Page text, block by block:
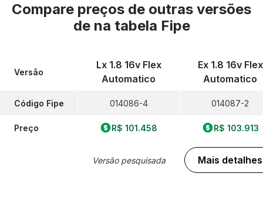
Compare preços de outras versões
de na tabela Fipe
Versão
Código Fipe
Preço
Lx 1.8 16v Flex
Automatico
014086-4
R$ 101.458
Versão pesquisada
Ex 1.8 16v Flex
Automatico
014087-2
R$ 103.913
Mais detalhes